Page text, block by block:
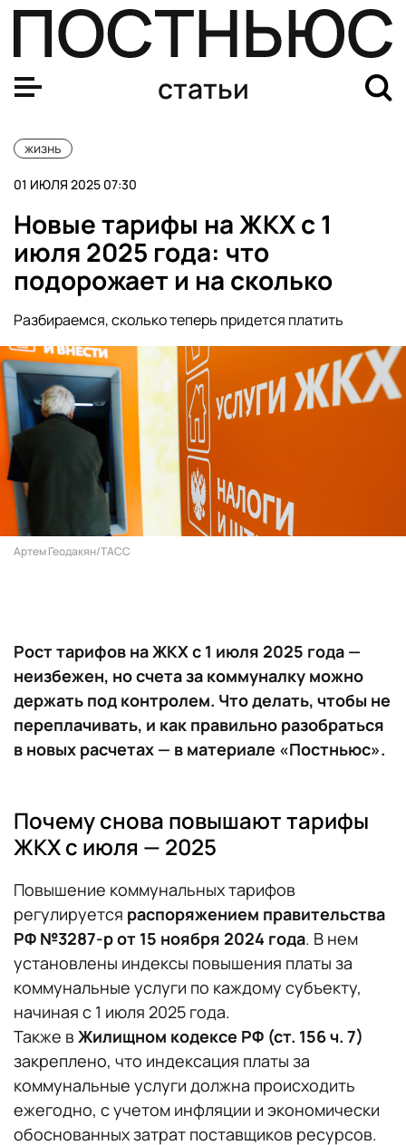
статьи
жизнь
01 ИЮЛЯ 2025 07:30
Новые тарифы на ЖКХ с 1
июля 2025 года: что
подорожает и на сколько
Разбираемся, сколько теперь придется платить
Артем Геодакян/ТАСС
Рост тарифов на ЖКХ с 1 июля 2025 года —
неизбежен, но счета за коммуналку можно
держать под контролем. Что делать, чтобы не
переплачивать, и как правильно разобраться
в новых расчетах — в материале «Постньюс».
Почему снова повышают тарифы
ЖКХ с июля — 2025
Повышение коммунальных тарифов
регулируется распоряжением правительства
РФ №3287-р от 15 ноября 2024 года. В нем
установлены индексы повышения платы за
коммунальные услуги по каждому субъекту,
начиная с 1 июля 2025 года.
Также в Жилищном кодексе РФ (ст. 156 ч. 7)
закреплено, что индексация платы за
коммунальные услуги должна происходить
ежегодно, с учетом инфляции и экономически
обоснованных затрат поставщиков ресурсов.
Новые тарифы на ЖКХ с 1 июля 2025 — таблица по